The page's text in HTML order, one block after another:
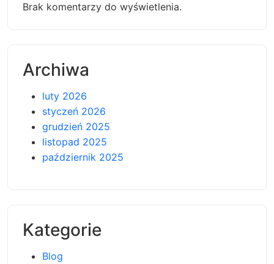
Brak komentarzy do wyświetlenia.
Archiwa
luty 2026
styczeń 2026
grudzień 2025
listopad 2025
październik 2025
Kategorie
Blog